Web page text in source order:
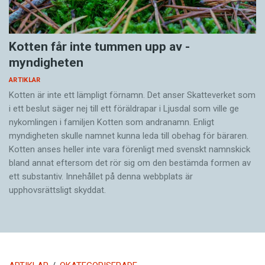
Kotten får inte tummen upp av ­
myndigheten
ARTIKLAR
Kotten är inte ett lämpligt förnamn. Det anser Skatte­verket som
i ett beslut säger nej till ett föräldra­par i Ljusdal som ville ge
nykomlingen i familjen Kotten som andranamn. Enligt
myndigheten skulle namnet kunna leda till obehag för bäraren.
Kotten anses heller inte vara förenligt med svenskt namnskick
bland annat eftersom det rör sig om den bestämda formen av
ett substantiv. Innehållet på denna webbplats är
upphovsrättsligt skyddat.